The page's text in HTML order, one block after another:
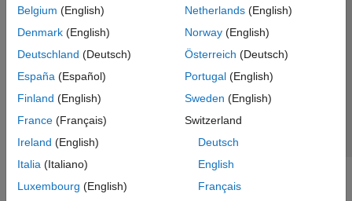
Belgium (English)
Denmark (English)
Deutschland (Deutsch)
España (Español)
Finland (English)
France (Français)
Ireland (English)
Italia (Italiano)
Luxembourg (English)
Netherlands(English)
Norway(English)
Österreich (Deutsch)
Portugal(English)
Sweden (English)
Switzerland
Deutsch
English
Français
トラストセンター
プライバシー ポリシー
違法コピー防止
アプリケーション ステータス
© 1994-2026 The MathWorks, Inc.